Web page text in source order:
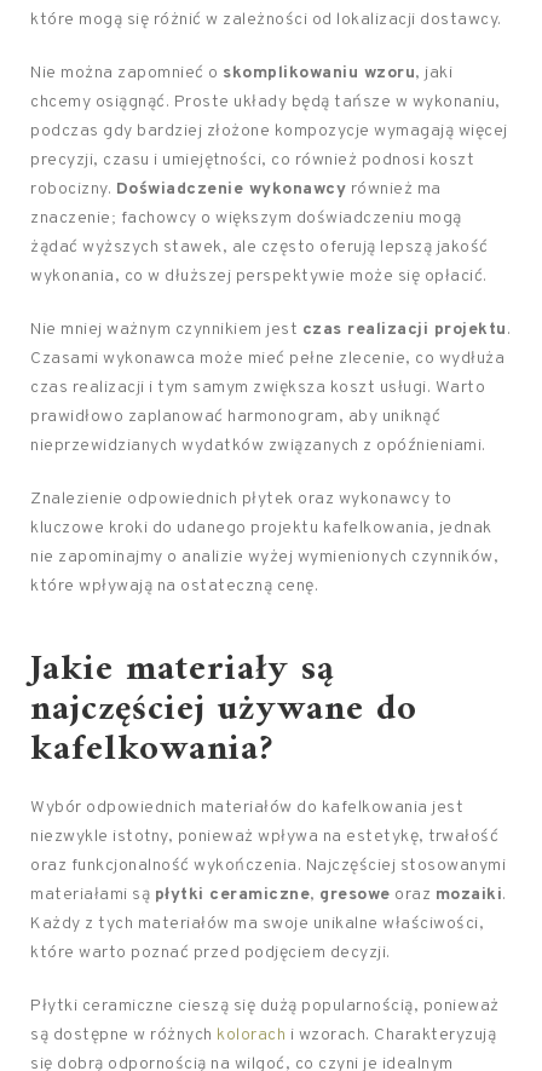
które mogą się różnić w zależności od lokalizacji dostawcy.
Nie można zapomnieć o skomplikowaniu wzoru, jaki
chcemy osiągnąć. Proste układy będą tańsze w wykonaniu,
podczas gdy bardziej złożone kompozycje wymagają więcej
precyzji, czasu i umiejętności, co również podnosi koszt
robocizny. Doświadczenie wykonawcy również ma
znaczenie; fachowcy o większym doświadczeniu mogą
żądać wyższych stawek, ale często oferują lepszą jakość
wykonania, co w dłuższej perspektywie może się opłacić.
Nie mniej ważnym czynnikiem jest czas realizacji projektu.
Czasami wykonawca może mieć pełne zlecenie, co wydłuża
czas realizacji i tym samym zwiększa koszt usługi. Warto
prawidłowo zaplanować harmonogram, aby uniknąć
nieprzewidzianych wydatków związanych z opóźnieniami.
Znalezienie odpowiednich płytek oraz wykonawcy to
kluczowe kroki do udanego projektu kafelkowania, jednak
nie zapominajmy o analizie wyżej wymienionych czynników,
które wpływają na ostateczną cenę.
Jakie materiały są
najczęściej używane do
kafelkowania?
Wybór odpowiednich materiałów do kafelkowania jest
niezwykle istotny, ponieważ wpływa na estetykę, trwałość
oraz funkcjonalność wykończenia. Najczęściej stosowanymi
materiałami są płytki ceramiczne, gresowe oraz mozaiki.
Każdy z tych materiałów ma swoje unikalne właściwości,
które warto poznać przed podjęciem decyzji.
Płytki ceramiczne cieszą się dużą popularnością, ponieważ
są dostępne w różnych kolorach i wzorach. Charakteryzują
się dobrą odpornością na wilgoć, co czyni je idealnym